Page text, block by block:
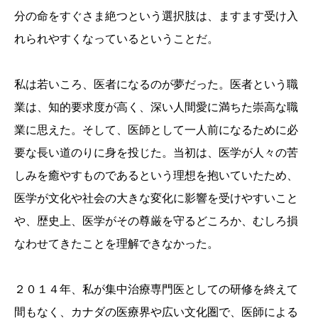
分の命をすぐさま絶つという選択肢は、ますます受け入
れられやすくなっているということだ。
私は若いころ、医者になるのが夢だった。医者という職
業は、知的要求度が高く、深い人間愛に満ちた崇高な職
業に思えた。そして、医師として一人前になるために必
要な長い道のりに身を投じた。当初は、医学が人々の苦
しみを癒やすものであるという理想を抱いていたため、
医学が文化や社会の大きな変化に影響を受けやすいこと
や、歴史上、医学がその尊厳を守るどころか、むしろ損
なわせてきたことを理解できなかった。
２０１４年、私が集中治療専門医としての研修を終えて
間もなく、カナダの医療界や広い文化圏で、医師による